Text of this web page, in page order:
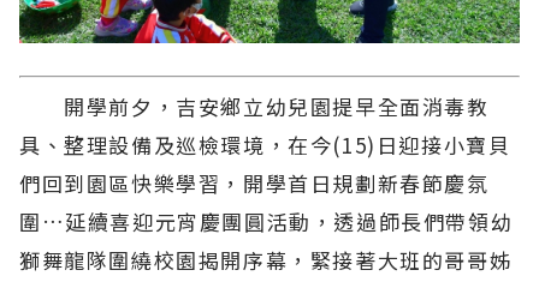
開學前夕，吉安鄉立幼兒園提早全面消毒教
具、整理設備及巡檢環境，在今(15)日迎接小寶貝
們回到園區快樂學習，開學首日規劃新春節慶氛
圍…延續喜迎元宵慶團圓活動，透過師長們帶領幼
獅舞龍隊圍繞校園揭開序幕，緊接著大班的哥哥姊